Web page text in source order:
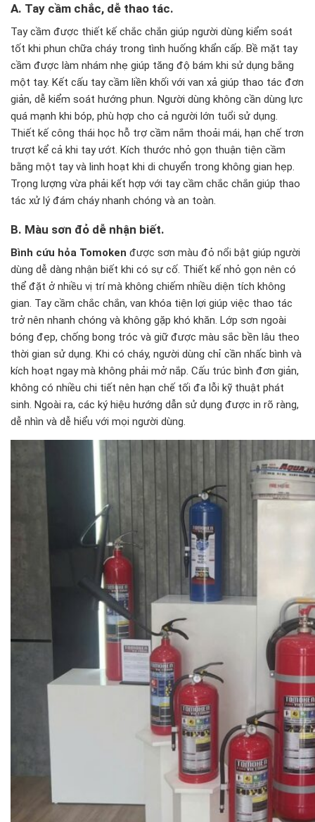
A. Tay cầm chắc, dễ thao tác.
Tay cầm được thiết kế chắc chắn giúp người dùng kiểm soát
tốt khi phun chữa cháy trong tình huống khẩn cấp. Bề mặt tay
cầm được làm nhám nhẹ giúp tăng độ bám khi sử dụng bằng
một tay. Kết cấu tay cầm liền khối với van xả giúp thao tác đơn
giản, dễ kiểm soát hướng phun. Người dùng không cần dùng lực
quá mạnh khi bóp, phù hợp cho cả người lớn tuổi sử dụng.
Thiết kế công thái học hỗ trợ cầm nắm thoải mái, hạn chế trơn
trượt kể cả khi tay ướt. Kích thước nhỏ gọn thuận tiện cầm
bằng một tay và linh hoạt khi di chuyển trong không gian hẹp.
Trọng lượng vừa phải kết hợp với tay cầm chắc chắn giúp thao
tác xử lý đám cháy nhanh chóng và an toàn.
B. Màu sơn đỏ dễ nhận biết.
Bình cứu hỏa Tomoken được sơn màu đỏ nổi bật giúp người
dùng dễ dàng nhận biết khi có sự cố. Thiết kế nhỏ gọn nên có
thể đặt ở nhiều vị trí mà không chiếm nhiều diện tích không
gian. Tay cầm chắc chắn, van khóa tiện lợi giúp việc thao tác
trở nên nhanh chóng và không gặp khó khăn. Lớp sơn ngoài
bóng đẹp, chống bong tróc và giữ được màu sắc bền lâu theo
thời gian sử dụng. Khi có cháy, người dùng chỉ cần nhấc bình và
kích hoạt ngay mà không phải mở nắp. Cấu trúc bình đơn giản,
không có nhiều chi tiết nên hạn chế tối đa lỗi kỹ thuật phát
sinh. Ngoài ra, các ký hiệu hướng dẫn sử dụng được in rõ ràng,
dễ nhìn và dễ hiểu với mọi người dùng.